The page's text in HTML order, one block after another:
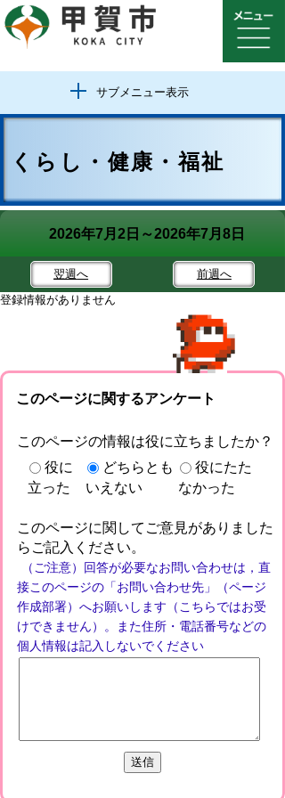
サブメニュー表示
くらし・健康・福祉
2026年7月2日～2026年7月8日
翌週へ 前週へ
登録情報がありません
このページに関するアンケート
このページの情報は役に立ちましたか？
役に
立った
どちらとも
いえない
役にたた
なかった
このページに関してご意見がありました
らご記入ください。
（ご注意）回答が必要なお問い合わせは，直
接このページの「お問い合わせ先」（ページ
作成部署）へお願いします（こちらではお受
けできません）。また住所・電話番号などの
個人情報は記入しないでください